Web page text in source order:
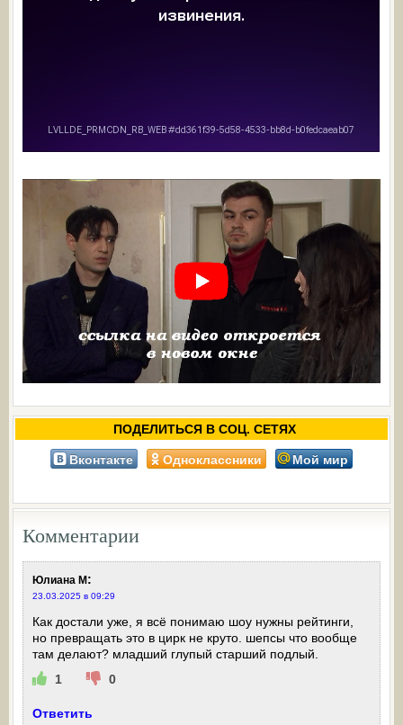
ПОДЕЛИТЬСЯ В СОЦ. СЕТЯХ
Вконтакте Одноклассники Мой мир
Комментарии
Юлиана М :
23.03.2025 в 09:29
Как достали уже, я всё понимаю шоу нужны рейтинги,
но превращать это в цирк не круто. шепсы что вообще
там делают? младший глупый старший подлый.
1
0
Ответить